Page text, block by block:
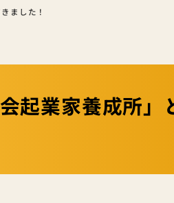
ました！
起業家養成所」